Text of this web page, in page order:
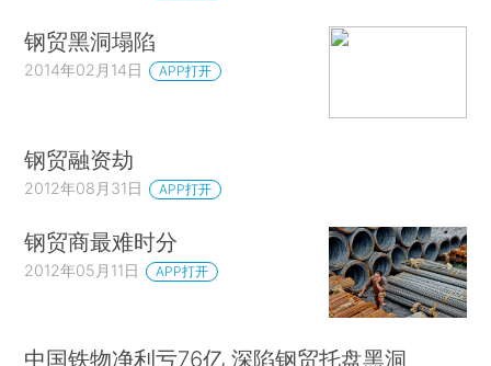
钢贸黑洞塌陷
2014年02月14日 APP打开
钢贸融资劫
2012年08月31日 APP打开
钢贸商最难时分
2012年05月11日 APP打开
中国铁物净利亏76亿 深陷钢贸托盘黑洞